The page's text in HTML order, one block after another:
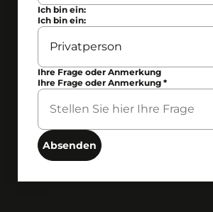
Ich bin ein:
Ich bin ein:
Ihre Frage oder Anmerkung
Ihre Frage oder Anmerkung*
Absenden